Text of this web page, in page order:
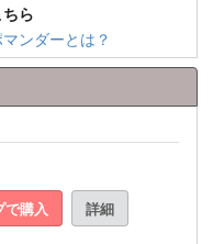
ら
ンダーとは？
で購入 詳細